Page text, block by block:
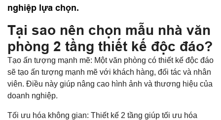
nghiệp lựa chọn.
Tại sao nên chọn mẫu nhà văn
phòng 2 tầng thiết kế độc đáo?
Tạo ấn tượng mạnh mẽ: Một văn phòng có thiết kế độc đáo
sẽ tạo ấn tượng mạnh mẽ với khách hàng, đối tác và nhân
viên. Điều này giúp nâng cao hình ảnh và thương hiệu của
doanh nghiệp.
Tối ưu hóa không gian: Thiết kế 2 tầng giúp tối ưu hóa